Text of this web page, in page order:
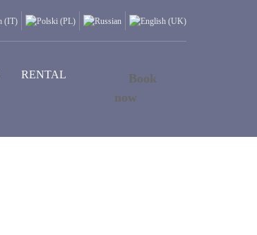
RENTAL
Book
now